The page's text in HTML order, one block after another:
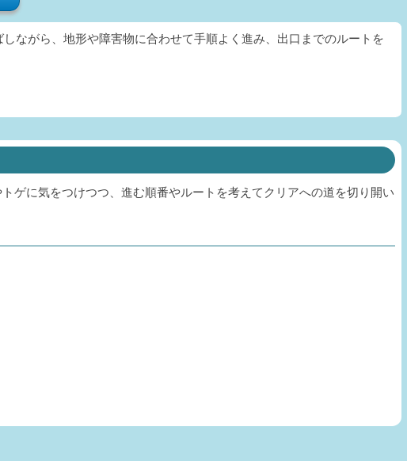
ながら、地形や障害物に合わせて手順よく進み、出口までのルートを
ゲに気をつけつつ、進む順番やルートを考えてクリアへの道を切り開い